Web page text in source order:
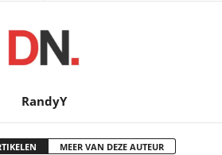
RandyY
MEER VAN DEZE AUTEUR